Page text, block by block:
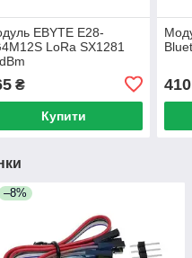
EBYTE E28-
LoRa SX1281
₴
Купити
410
–8%